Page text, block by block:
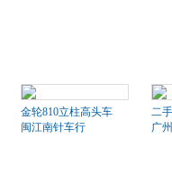
金轮810立柱高头车
闽江南针车行
二
广